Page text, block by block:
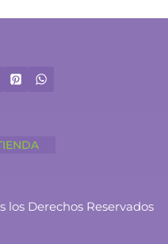
los Derechos Reservados